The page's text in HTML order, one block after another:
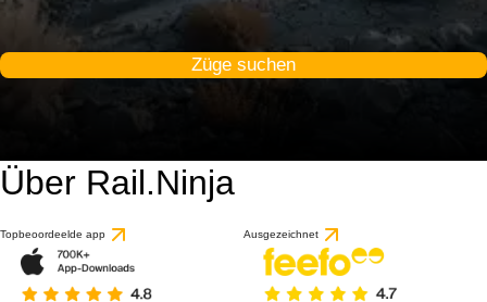
Züge suchen
Über Rail.Ninja
Topbeoordeelde app Ausgezeichnet